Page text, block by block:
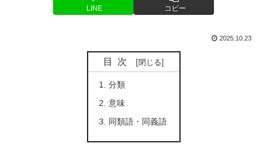
LINE コピー
2025.10.23
目次
分類
意味
同類語・同義語